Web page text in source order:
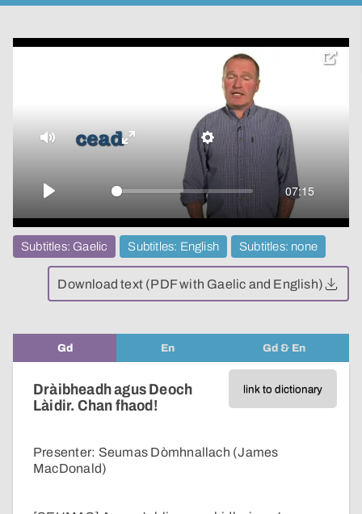
Play
07:15
Mute Settings
fullscreen
toggle
Subtitles: Gaelic Subtitles: English Subtitles: none
Download text (PDF with Gaelic and English)
Gd En Gd & En
link to dictionary
Dràibheadh agus Deoch
Làidir. Chan fhaod!
Presenter: Seumas Dòmhnallach (James
MacDonald)